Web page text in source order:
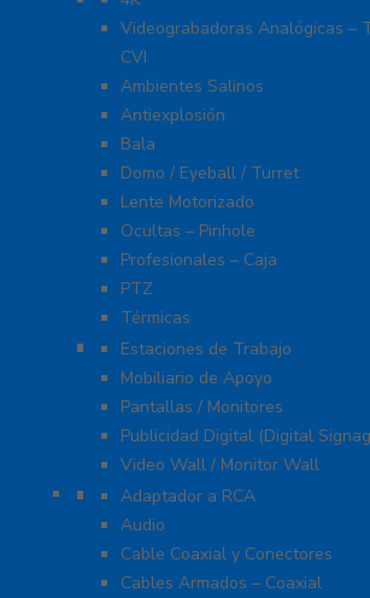
Videograbadoras Analógicas –
CVI
Ambientes Salinos
Antiexplosión
Bala
Domo / Eyeball / Turret
Lente Motorizado
Ocultas – Pinhole
Profesionales – Caja
PTZ
Térmicas
Monitores Pantallas Y
Estaciones de Trabajo
Mobiliario de Apoyo
Pantallas / Monitores
Publicidad Digital (Digital
Video Wall / Monitor Wall
Cables Y Conectores
Adaptador a RCA
Audio
Cable Coaxial y Conectores
Cables Armados – Coaxial